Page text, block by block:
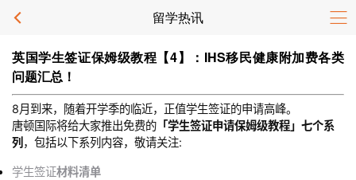
留学热讯
英国学生签证保姆级教程【4】：IHS移民健康附加费各类
问题汇总！
8月到来，随着开学季的临近，正值学生签证的申请高峰。
唐顿国际将给大家推出免费的 「学生签证申请保姆级教程」七个系
列 ，包括以下系列内容，敬请关注:
学生签证材料清单